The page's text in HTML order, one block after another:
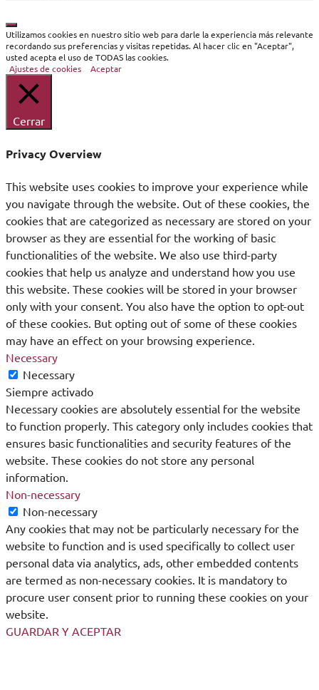
Cerrar
Utilizamos cookies en nuestro sitio web para darle la experiencia más relevante
recordando sus preferencias y visitas repetidas. Al hacer clic en "Aceptar",
usted acepta el uso de TODAS las cookies.
Ajustes de cookies
Aceptar
Cerrar
Privacy Overview
This website uses cookies to improve your experience while
you navigate through the website. Out of these cookies, the
cookies that are categorized as necessary are stored on your
browser as they are essential for the working of basic
functionalities of the website. We also use third-party
cookies that help us analyze and understand how you use
this website. These cookies will be stored in your browser
only with your consent. You also have the option to opt-out
of these cookies. But opting out of some of these cookies
may have an effect on your browsing experience.
Necessary
Necessary
Siempre activado
Necessary cookies are absolutely essential for the website
to function properly. This category only includes cookies that
ensures basic functionalities and security features of the
website. These cookies do not store any personal
information.
Non-necessary
Non-necessary
Any cookies that may not be particularly necessary for the
website to function and is used specifically to collect user
personal data via analytics, ads, other embedded contents
are termed as non-necessary cookies. It is mandatory to
procure user consent prior to running these cookies on your
website.
GUARDAR Y ACEPTAR